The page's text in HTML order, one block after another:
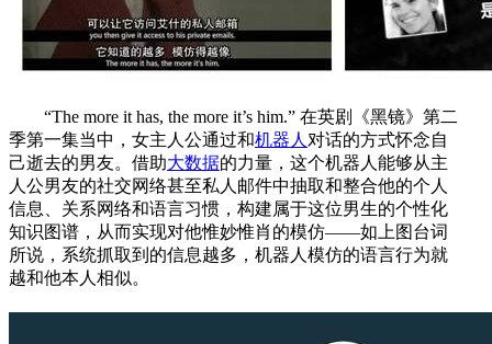
“The more it has, the more it’s him.” 在英剧《黑镜》第二
季第一集当中，女主人公通过和机器人 对话的方式怀念自
己逝去的男友。借助大数据的力量，这个机器人能够从主
人公男友的社交网络甚至私人邮件中抽取和整合他的个人
信息、关系网络和语言习惯，构建属于这位男生的个性化
知识图谱，从而实现对他惟妙惟肖的模仿——如上图台词
所说，系统抓取到的信息越多，机器人模仿的语言行为就
越和他本人相似。